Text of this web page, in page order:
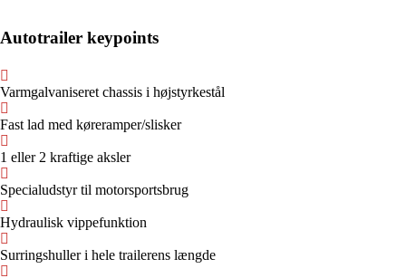
Autotrailer keypoints
Varmgalvaniseret chassis i højstyrkestål
Fast lad med køreramper/slisker
1 eller 2 kraftige aksler
Specialudstyr til motorsportsbrug
Hydraulisk vippefunktion
Surringshuller i hele trailerens længde